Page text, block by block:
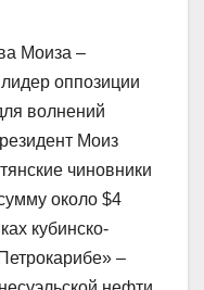
Моиза –
оппозиции
волнений
Моиз
чиновники
около $4
кубинско-
–